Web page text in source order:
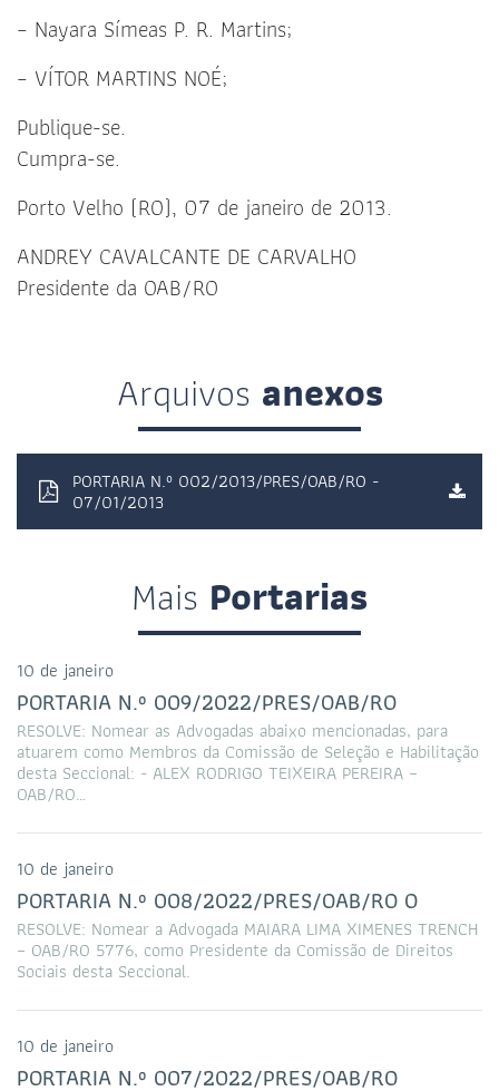
– Nayara Símeas P. R. Martins;
– VÍTOR MARTINS NOÉ;
Publique-se.
Cumpra-se.
Porto Velho (RO), 07 de janeiro de 2013.
ANDREY CAVALCANTE DE CARVALHO
Presidente da OAB/RO
Arquivos anexos
PORTARIA N.º 002/2013/PRES/OAB/RO -
07/01/2013
Mais Portarias
10 de janeiro
PORTARIA N.º 009/2022/PRES/OAB/RO
RESOLVE: Nomear as Advogadas abaixo mencionadas, para
atuarem como Membros da Comissão de Seleção e Habilitação
desta Seccional: - ALEX RODRIGO TEIXEIRA PEREIRA –
OAB/RO…
10 de janeiro
PORTARIA N.º 008/2022/PRES/OAB/RO O
RESOLVE: Nomear a Advogada MAIARA LIMA XIMENES TRENCH
– OAB/RO 5776, como Presidente da Comissão de Direitos
Sociais desta Seccional.
10 de janeiro
PORTARIA N.º 007/2022/PRES/OAB/RO